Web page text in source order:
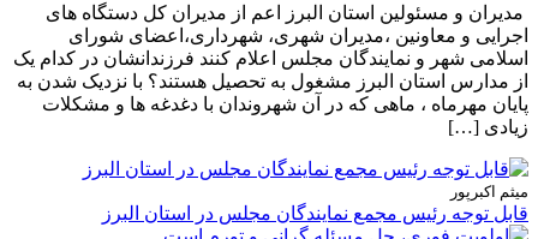
مدیران و مسئولین استان البرز اعم از مدیران کل دستگاه های
اجرایی و معاونین ،مدیران شهری، شهرداری،اعضای شورای
اسلامی شهر و نمایندگان مجلس اعلام کنند فرزندانشان در کدام یک
از مدارس استان البرز مشغول به تحصیل هستند؟ با نزدیک شدن به
پایان مهرماه ، ماهی که در آن شهروندان با دغدغه ها و مشکلات
زیادی […]
میثم اکبرپور
قابل توجه رئیس مجمع نمایندگان مجلس در استان البرز